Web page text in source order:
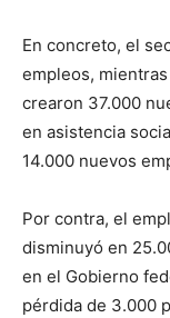
En concreto, el
empleos,
crearon 37.000
en asistencia
14.000 nuevos
Por contra, el
disminuyó en
en el Gobierno
pérdida de 3.000